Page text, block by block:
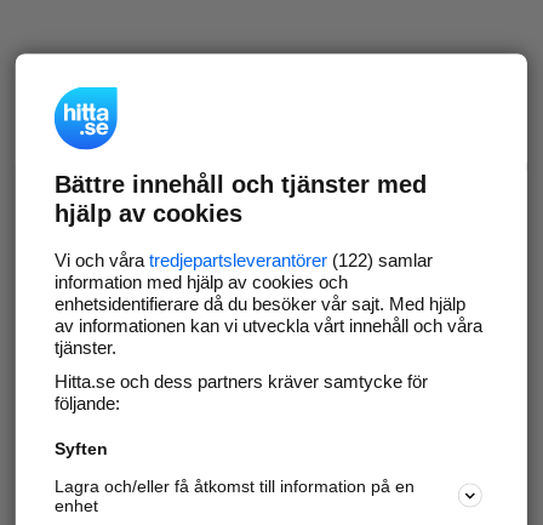
Bättre innehåll och tjänster med
hjälp av cookies
Vi och våra tredjepartsleverantörer(122) samlar
information med hjälp av cookies och
enhetsidentifierare då du besöker vår sajt. Med hjälp
av informationen kan vi utveckla vårt innehåll och våra
tjänster.
Hitta.se och dess partners kräver samtycke för
följande:
Syften
Lagra och/eller få åtkomst till information på en
enhet